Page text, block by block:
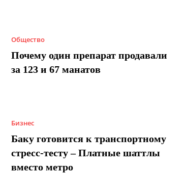
Общество
Почему один препарат продавали
за 123 и 67 манатов
Бизнес
Баку готовится к транспортному
стресс-тесту – Платные шаттлы
вместо метро